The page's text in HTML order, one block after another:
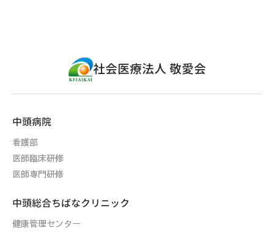
社会医療法人 敬愛会
中頭病院
看護部
医師臨床研修
医師専門研修
中頭総合ちばなクリニック
健康管理センター